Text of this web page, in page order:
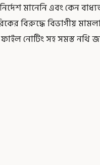
মানেনি এবং কেন
বিরুদ্ধে বিভাগীয়
নোটিং সহ সমস্ত নথি